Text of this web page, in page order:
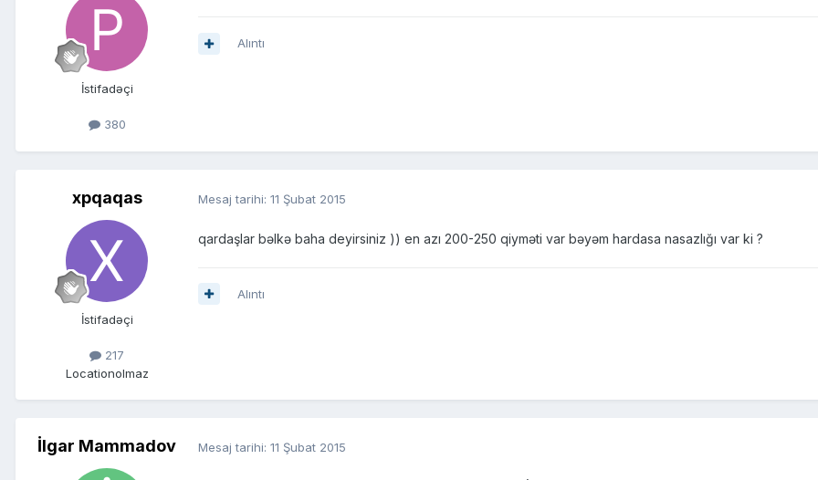
İstifadəçi
380
Alıntı
xpqaqas
İstifadəçi
217
Locationolmaz
Mesaj tarihi: 11 Şubat 2015
qardaşlar bəlkə baha deyirsiniz )) en azı 200-250 qiyməti var bəyəm hardasa nasazlığı var ki ?
Alıntı
İlgar Mammadov Mesaj tarihi: 11 Şubat 2015